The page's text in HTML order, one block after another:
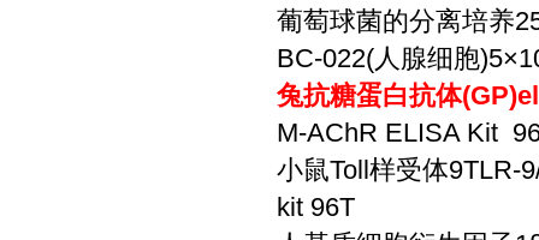
葡萄球菌的分离培养
BC-022(人腺细胞
兔抗糖蛋白抗体
M-AChR ELISA Kit
小鼠Toll样受体9TLR-
kit 96T